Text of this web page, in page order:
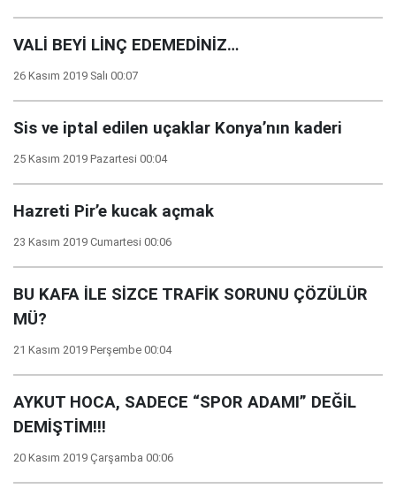
VALİ BEYİ LİNÇ EDEMEDİNİZ…
26 Kasım 2019 Salı 00:07
Sis ve iptal edilen uçaklar Konya’nın kaderi
25 Kasım 2019 Pazartesi 00:04
Hazreti Pir’e kucak açmak
23 Kasım 2019 Cumartesi 00:06
BU KAFA İLE SİZCE TRAFİK SORUNU ÇÖZÜLÜR
MÜ?
21 Kasım 2019 Perşembe 00:04
AYKUT HOCA, SADECE “SPOR ADAMI” DEĞİL
DEMİŞTİM!!!
20 Kasım 2019 Çarşamba 00:06